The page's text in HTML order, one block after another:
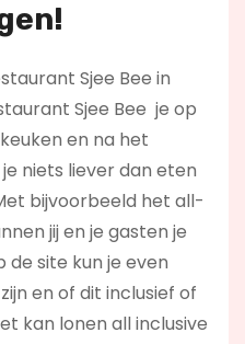
Sjee Bee in
Sjee Bee je op
en na het
niets liever dan eten
bijvoorbeeld het all-
jij en je gasten je
de site kun je even
en of dit inclusief of
kan lonen all inclusive